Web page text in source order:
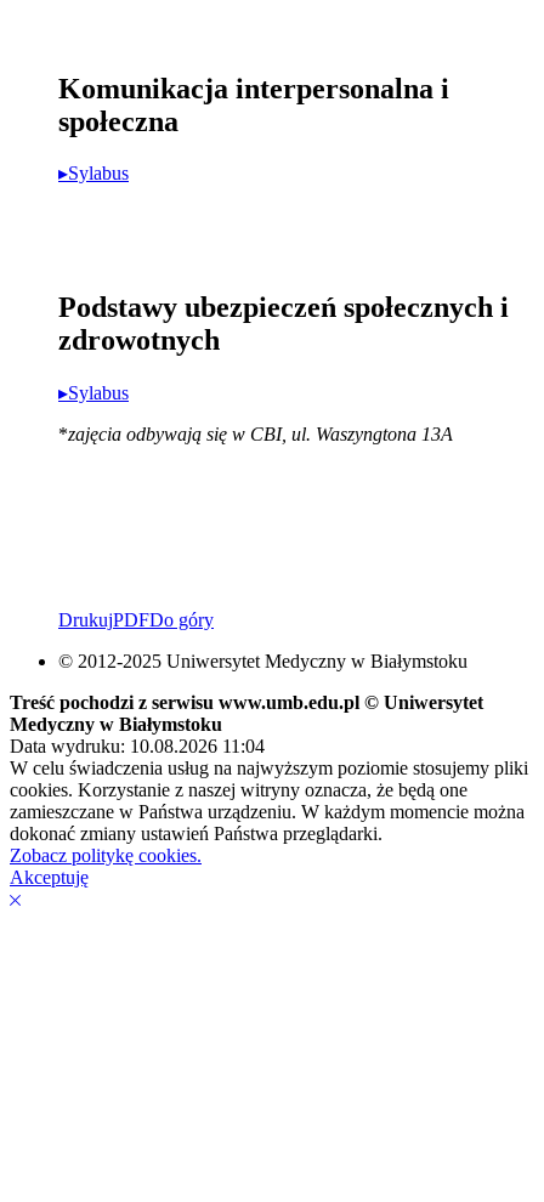
Komunikacja interpersonalna i
społeczna
▸Sylabus
Podstawy ubezpieczeń społecznych i
zdrowotnych
▸Sylabus
*zajęcia odbywają się w CBI, ul. Waszyngtona 13A
DrukujPDFDo góry
© 2012-2025 Uniwersytet Medyczny w Białymstoku
Treść pochodzi z serwisu www.umb.edu.pl © Uniwersytet
Medyczny w Białymstoku
Data wydruku: 10.08.2026 11:04
W celu świadczenia usług na najwyższym poziomie stosujemy pliki
cookies. Korzystanie z naszej witryny oznacza, że będą one
zamieszczane w Państwa urządzeniu. W każdym momencie można
dokonać zmiany ustawień Państwa przeglądarki.
Zobacz politykę cookies.
Akceptuję